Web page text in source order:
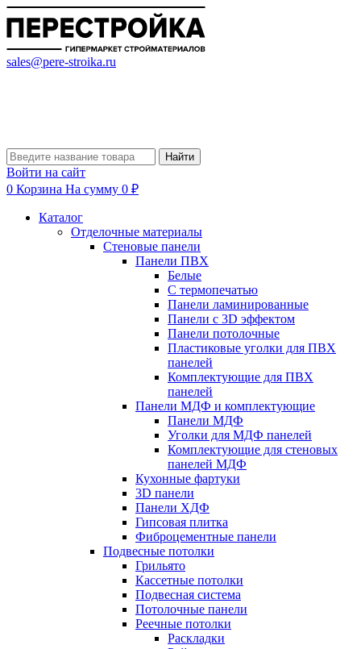
sales@pere-stroika.ru
Найти
Войти на сайт
0 Корзина На сумму 0 ₽
Каталог
Отделочные материалы
Стеновые панели
Панели ПВХ
Белые
С термопечатью
Панели ламинированные
Панели с 3D эффектом
Панели потолочные
Пластиковые уголки для ПВХ
панелей
Комплектующие для ПВХ
панелей
Панели МДФ и комплектующие
Панели МДФ
Уголки для МДФ панелей
Комплектующие для стеновых
панелей МДФ
Кухонные фартуки
3D панели
Панели ХДФ
Гипсовая плитка
Фиброцементные панели
Подвесные потолки
Грильято
Кассетные потолки
Подвесная система
Потолочные панели
Реечные потолки
Раскладки